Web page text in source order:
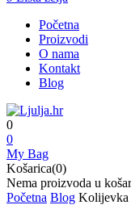
Početna
Proizvodi
O nama
Kontakt
Blog
0
0
My Bag
Košarica(0)
Nema proizvoda u
Početna Blog Kolijevka